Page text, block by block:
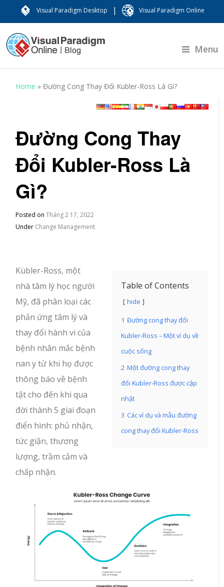
Visual Paradigm Desktop | Visual Paradigm Online
Menu
Home »Đường Cong Thay Đổi Kubler-Ross Là Gì?
Đường Cong Thay
Đổi Kubler-Ross Là
Gì?
Posted onTháng 2 17, 2022
Under Change Management
Table of Contents
hide
1 Đường cong thay đổi
Kubler-Ross – Một ví dụ về
cuộc sống
2 Một đường cong thay
đổi Kubler-Ross được cập
nhật
3 Các ví dụ và mẫu đường
cong thay đổi Kubler-Ross
Kübler-Ross, một
nhà tâm lý học người
Mỹ, đã phân loại các
phản ứng tâm lý và
thay đổi hành vi của
bệnh nhân mắc bệnh
nan y từ khi họ được
thông báo về bệnh
tật cho đến khi qua
đời thành 5 giai đoạn
điển hình: phủ nhận,
tức giận, thương
lượng, trầm cảm và
chấp nhận.